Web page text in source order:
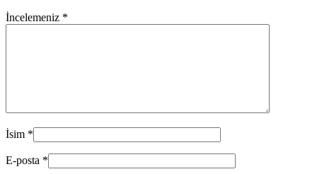
İncelemeniz *
İsim *
E-posta *